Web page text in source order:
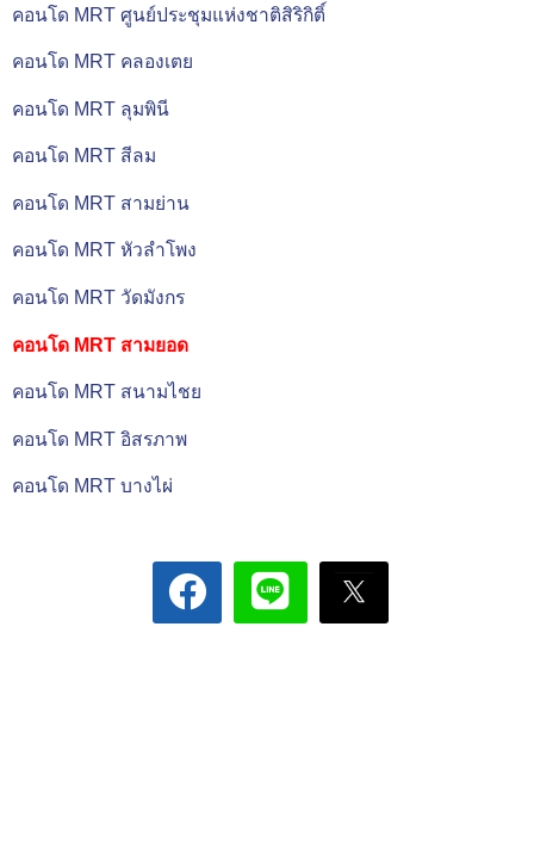
คอนโด MRT ศูนย์ประชุมแห่งชาติสิริกิติ์
คอนโด MRT คลองเตย
คอนโด MRT ลุมพินี
คอนโด MRT สีลม
คอนโด MRT สามย่าน
คอนโด MRT หัวลำโพง
คอนโด MRT วัดมังกร
คอนโด MRT สามยอด
คอนโด MRT สนามไชย
คอนโด MRT อิสรภาพ
คอนโด MRT บางไผ่